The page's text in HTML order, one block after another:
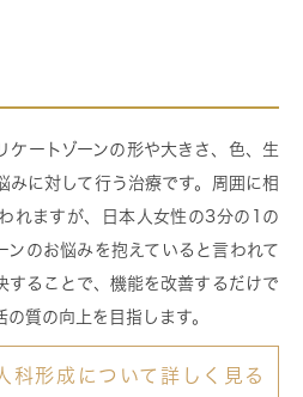
ケートゾーンの形や大きさ、色、生
みに対して行う治療です。周囲に相
れますが、日本人女性の3分の1の
ンのお悩みを抱えていると言われて
することで、機能を改善するだけで
質の向上を目指します。
科形成について詳しく見る